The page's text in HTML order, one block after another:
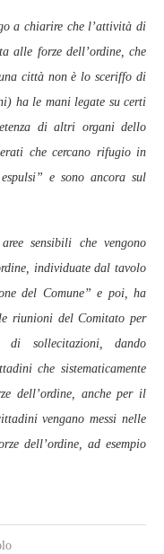
a chiarire che l’attività di
alle forze dell’ordine, che
città non è lo sceriffo di
ha le mani legate su certi
di altri organi dello
che cercano rifugio in
e sono ancora sul
sensibili che vengono
individuate dal tavolo
del Comune” e poi, ha
riunioni del Comitato per
di sollecitazioni, dando
che sistematicamente
dell’ordine, anche per il
vengano messi nelle
dell’ordine, ad esempio